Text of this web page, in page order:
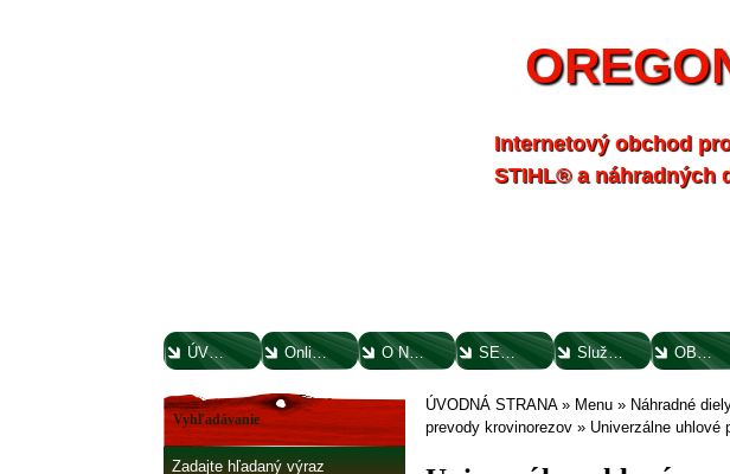
Internetový obchod
STIHL® a náhradných
ÚVODNÁ STRANA Online parts katalógy O NÁS SERVIS Služby - záhrada OBCHODNÉ PODMIENKY
Vyhľadávanie
Zadajte hľadaný výraz
ÚVODNÁ STRANA» Menu » Náhradné
prevody krovinorezov » Univerzálne uhlové